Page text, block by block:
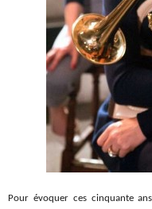
Pour évoquer ces cinquante